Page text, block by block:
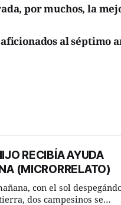
por muchos, la
al séptimo
RECIBÍA AYUDA
(MICRORRELATO)
con el sol
dos campesinos se